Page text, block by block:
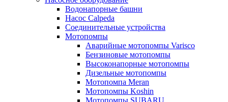
Водонапорные башни
Насос Calpeda
Соединительные устройства
Мотопомпы
Аварийные мотопомпы Varisco
Бензиновые мотопомпы
Высоконапорные мотопомпы
Дизельные мотопомпы
Мотопомпа Meran
Мотопомпы Koshin
Мотопомпы SUBARU